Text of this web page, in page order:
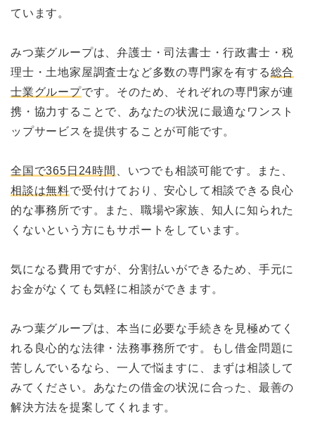
ています。
みつ葉グループは、弁護士・司法書士・行政書士・税
理士・土地家屋調査士など多数の専門家を有する総合
士業グループです。そのため、それぞれの専門家が連
携・協力することで、あなたの状況に最適なワンスト
ップサービスを提供することが可能です。
全国で365日24時間
、いつでも相談可能です。また、
相談は無料で受付けており、安心して相談できる良心
的な事務所です。また、職場や家族、知人に知られた
くないという方にもサポートをしています。
気になる費用ですが、分割払いができるため、手元に
お金がなくても気軽に相談ができます。
みつ葉グループは、本当に必要な手続きを見極めてく
れる良心的な法律・法務事務所です。もし借金問題に
苦しんでいるなら、一人で悩ますに、まずは相談して
みてください。あなたの借金の状況に合った、最善の
解決方法を提案してくれます。